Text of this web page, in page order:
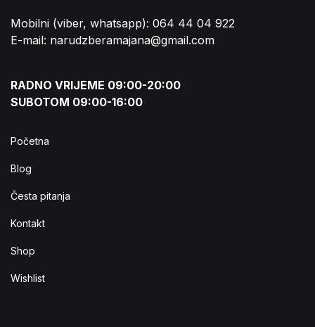
Mobilni (viber, whatsapp): 064 44 04 922
E-mail: narudzberamajana@gmail.com
RADNO VRIJEME 09:00-20:00
SUBOTOM 09:00-16:00
Početna
Blog
Česta pitanja
Kontakt
Shop
Wishlist